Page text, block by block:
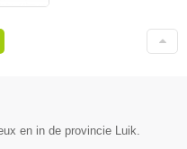
en in de provincie Luik.